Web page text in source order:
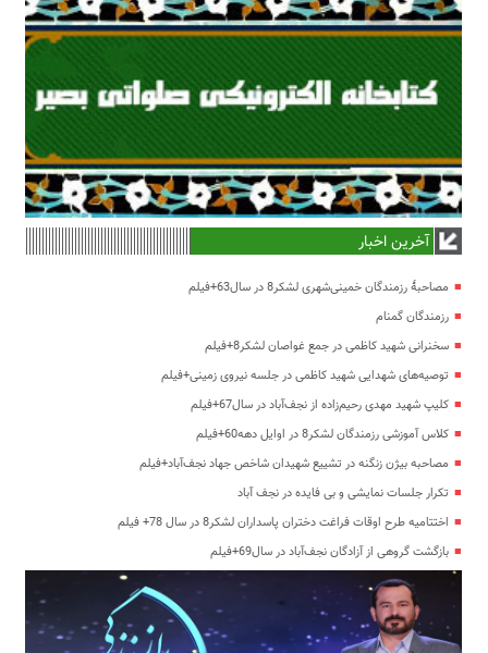
آخرین اخبار
مصاحبۀ رزمندگان خمینی‌شهری لشکر8 در سال63+فیلم
رزمندگان گمنام
سخنرانی شهید کاظمی در جمع غواصان لشکر8+فیلم
توصیه‌های شهدایی شهید کاظمی در جلسه نیروی زمینی+فیلم
کلیپ شهید مهدی رحیم‌زاده از نجف‌آباد در سال67+فیلم
کلاس آموزشی رزمندگان لشکر8 در اوایل دهه60+فیلم
مصاحبه بیژن زنگنه در تشییع شهیدان شاخص جهاد نجف‌آباد+فیلم
تکرار جلسات نمایشی و بی فایده در نجف آباد
اختتامیه طرح اوقات فراغت دختران پاسداران لشکر8 در سال 78+ فیلم
بازگشت گروهی از آزادگان نجف‌آباد در سال69+فیلم